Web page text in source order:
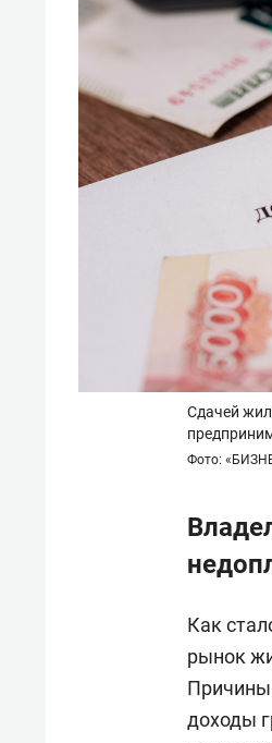
Сдачей
Фото:
Как
рынок
доходы